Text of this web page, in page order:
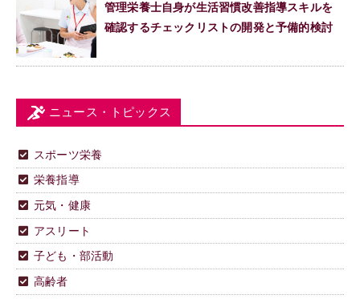
管理栄養士自身が生活習慣改善指導スキルを
確認するチェックリストの開発と予備的検討
ニュース・トピックス
スポーツ栄養
栄養指導
元気・健康
アスリート
子ども・部活動
高齢者